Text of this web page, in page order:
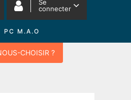
Se
connecter
PC M.A.O
CHOISIR ?